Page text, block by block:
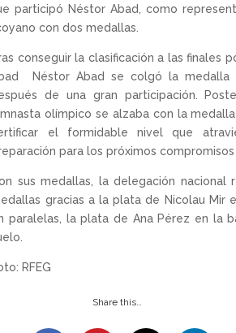
participó Néstor Abad, como
con dos medallas.
conseguir la clasificación a las finales
Néstor Abad se colgó la
de una gran participación.
olímpico se alzaba con la
el formidable nivel que
para los próximos compromisos
sus medallas, la delegación
gracias a la plata de Nicolau Mir
paralelas, la plata de Ana Pérez en la
RFEG
Share this…